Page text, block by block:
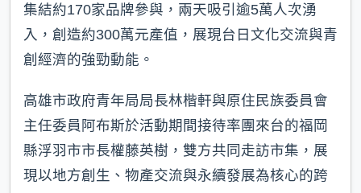
集結約170家品牌參與，兩天吸引逾5萬人次湧
入，創造約300萬元產值，展現台日文化交流與青
創經濟的強勁動能。
高雄市政府青年局局長林楷軒與原住民族委員會
主任委員阿布斯於活動期間接待率團來台的福岡
縣浮羽市市長權藤英樹，雙方共同走訪市集，展
現以地方創生、物產交流與永續發展為核心的跨